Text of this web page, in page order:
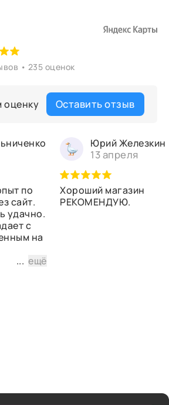
• 235 оценок
оценку Оставить отзыв
по
сайт.
удачно.
с
на
...ещё
Юрий Железкин
13 апреля
Хороший магазин
РЕКОМЕНДУЮ.